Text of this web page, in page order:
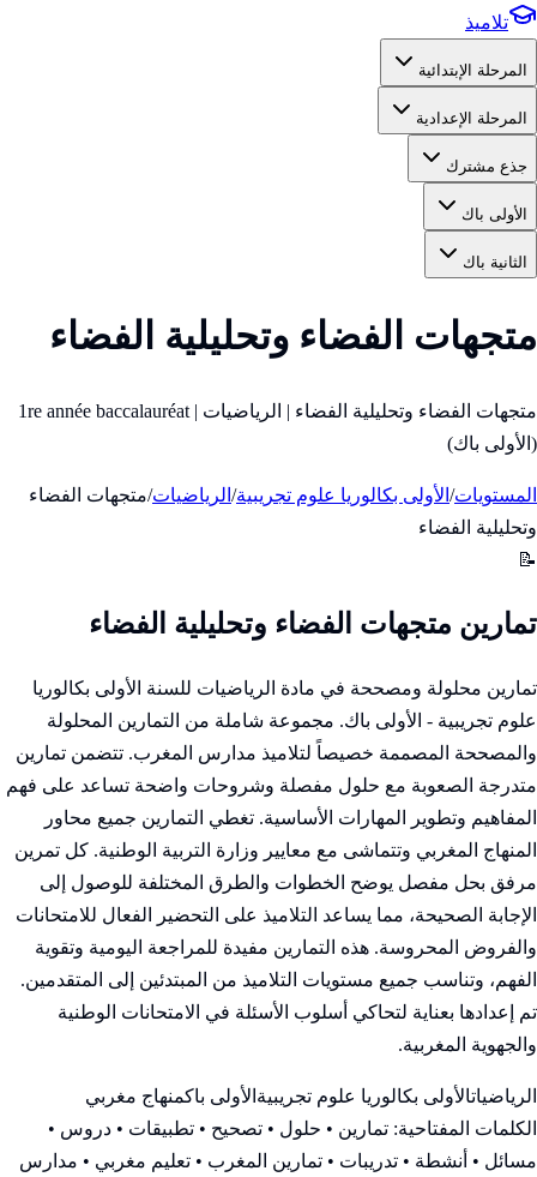
تلاميذ
المرحلة الإبتدائية
المرحلة الإعدادية
جذع مشترك
الأولى باك
الثانية باك
متجهات الفضاء وتحليلية الفضاء
متجهات الفضاء وتحليلية الفضاء | الرياضيات | 1re année baccalauréat
(الأولى باك)
المستويات/ الأولى بكالوريا علوم تجريبية/ الرياضيات/متجهات الفضاء
وتحليلية الفضاء
📝
تمارين متجهات الفضاء وتحليلية الفضاء
تمارين محلولة ومصححة في مادة الرياضيات للسنة الأولى بكالوريا
علوم تجريبية - الأولى باك. مجموعة شاملة من التمارين المحلولة
والمصححة المصممة خصيصاً لتلاميذ مدارس المغرب. تتضمن تمارين
متدرجة الصعوبة مع حلول مفصلة وشروحات واضحة تساعد على فهم
المفاهيم وتطوير المهارات الأساسية. تغطي التمارين جميع محاور
المنهاج المغربي وتتماشى مع معايير وزارة التربية الوطنية. كل تمرين
مرفق بحل مفصل يوضح الخطوات والطرق المختلفة للوصول إلى
الإجابة الصحيحة، مما يساعد التلاميذ على التحضير الفعال للامتحانات
والفروض المحروسة. هذه التمارين مفيدة للمراجعة اليومية وتقوية
الفهم، وتناسب جميع مستويات التلاميذ من المبتدئين إلى المتقدمين.
تم إعدادها بعناية لتحاكي أسلوب الأسئلة في الامتحانات الوطنية
والجهوية المغربية.
الرياضياتالأولى بكالوريا علوم تجريبية الأولى باكمنهاج مغربي
الكلمات المفتاحية: تمارين • حلول • تصحيح • تطبيقات • دروس •
مسائل • أنشطة • تدريبات • تمارين المغرب • تعليم مغربي • مدارس